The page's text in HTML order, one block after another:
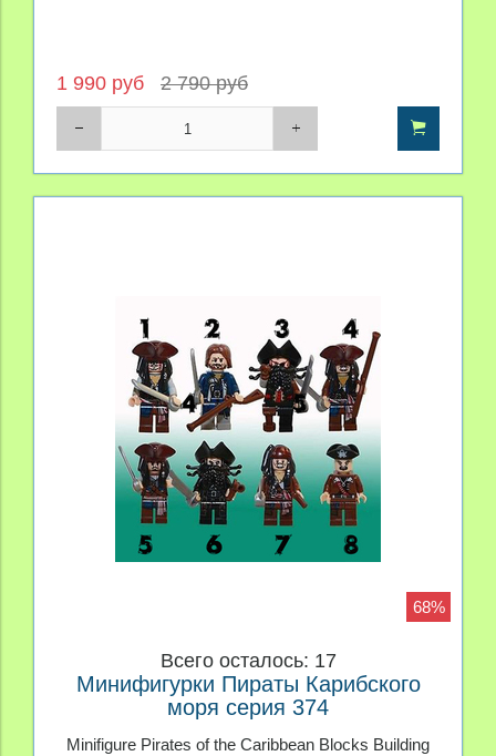
1 990 руб 2 790 руб
68%
Всего осталось: 17
Минифигурки Пираты Карибского
моря серия 374
Minifigure Pirates of the Caribbean Blocks Building